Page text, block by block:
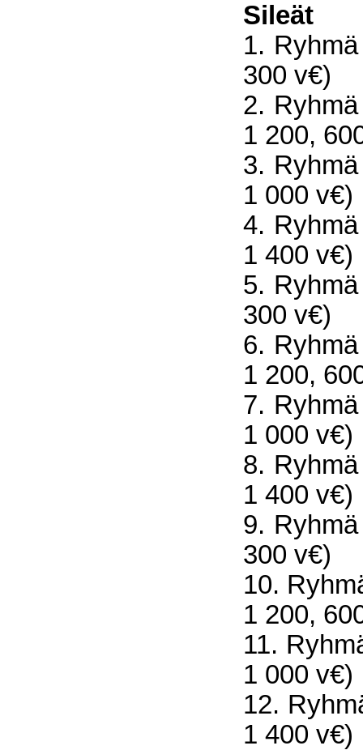
Sileät
1.
300 v€)
2.
1 200,
3.
1 000 v€)
4.
1 400 v€)
5.
300 v€)
6.
1 200,
7.
1 000 v€)
8.
1 400 v€)
9.
300 v€)
10.
1 200,
11.
1 000 v€)
12.
1 400 v€)